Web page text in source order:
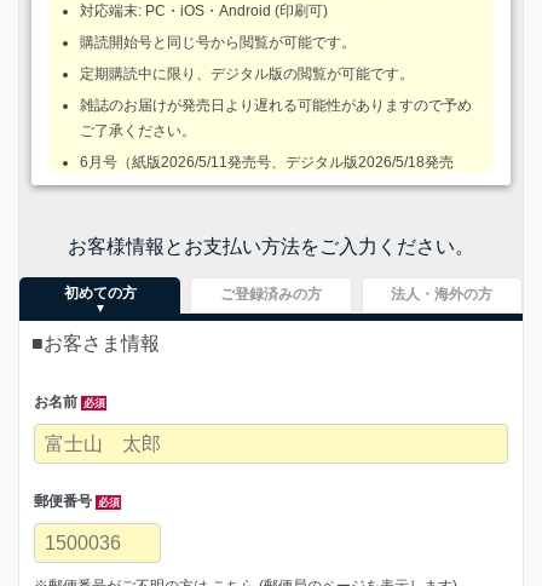
対応端末: PC・iOS・Android (印刷可)
購読開始号と同じ号から閲覧が可能です。
定期購読中に限り、デジタル版の閲覧が可能です。
雑誌のお届けが発売日より遅れる可能性がありますので予め
ご了承ください。
6月号（紙版2026/5/11発売号、デジタル版2026/5/18発売
号）より一冊定価が1200円へ変更となります。ご了承くださ
デジタル版では、著作権等の関係で一部掲載していない記事
お客様情報とお支払い方法をご入力ください。
初めての方 ご登録済みの方 法人・海外の方
■お客さま情報
お名前 必須
郵便番号 必須